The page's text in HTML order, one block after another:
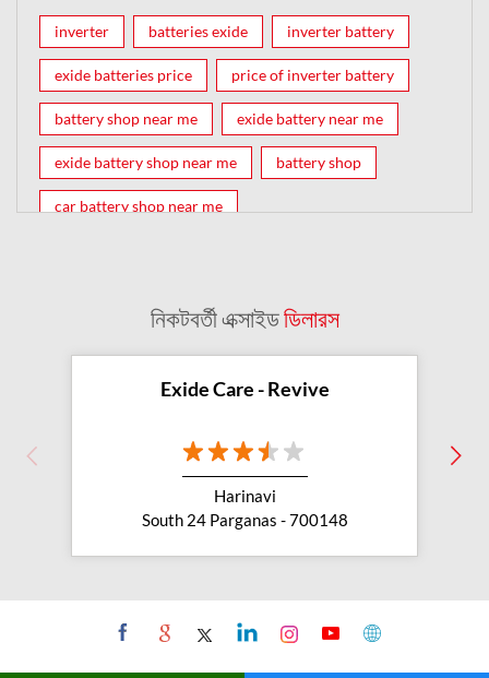
inverter batteries exide inverter battery
exide batteries price price of inverter battery
battery shop near me exide battery near me
exide battery shop near me battery shop
car battery shop near me
exide dealer near me exide showroom near me
exide battery showroom near me
exide battery dealer inverter battery
inverter shop near me
two wheeler battery shop
নিকটবর্তী এক্সাইডডিলারস
Exide Care - Revive
Harinavi
South 24 Parganas - 700148